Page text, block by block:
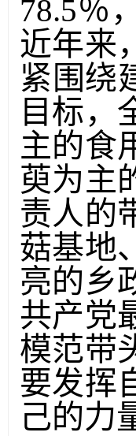
78.5％
近年来
紧围绕
目标，
主的食
萸为主
责人的
菇基地
亮的乡
共产党
模范带
要发挥
己的力